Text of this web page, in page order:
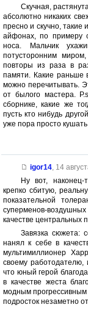
Скучная,
абсолютно никаких
пресно и скучно, такие
айфонах, по примеру
носа. Мальчик
потусторонним
повторы из раза в
памяти. Какие раньше
можно перечитывать.
от былого мастера.
сборнике, какие же
пусть кто нибудь
уже пора просто
igor14, 14
Ну вот,
крепко сбитую,
показательной
суперменов-
качестве центральных
Завязка сюжета:
нанял к себе в
мультимиллионер
своему работодателю,
что юный герой
в качестве жеста
модным прогрессивным
подросток незаметно